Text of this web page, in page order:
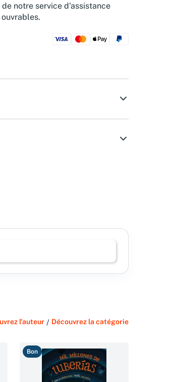
notre service d'assistance
l'auteur / Découvrez la catégorie
Bon